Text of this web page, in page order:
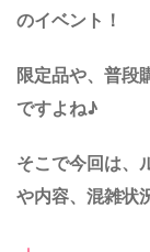
のイベント！
限定品や、普段
ですよね♪
そこで今回は、
や内容、混雑状